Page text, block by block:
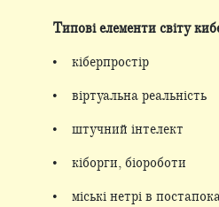
Типові елементи світу
• кіберпростір
• віртуальна реальність
• штучний інтелект
• кіборги, біороботи
• міські нетрі в